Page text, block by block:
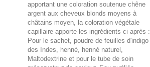
apportant une coloration soutenue chêne
argent aux cheveux blonds moyens à
châtains moyen, la coloration végétale
capillaire apporte les ingrédients ci après :
Pour le sachet, poudre de feuilles d'indigo
des Indes, henné, henné naturel,
Maltodextrine et pour le tube de soin